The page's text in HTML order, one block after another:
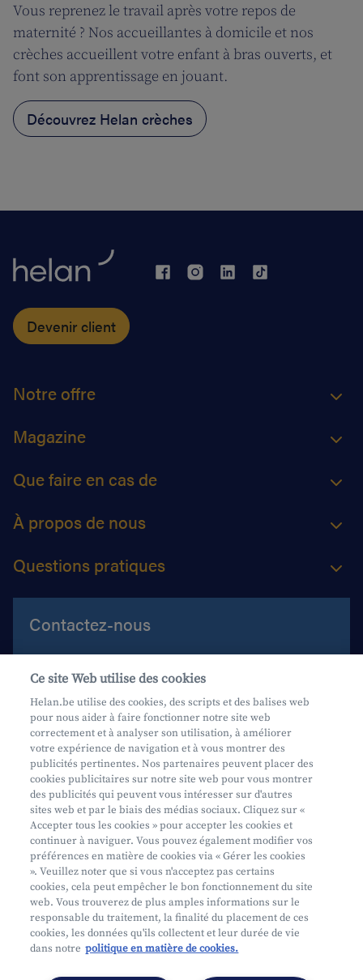
Vous reprenez le travail après votre repos de
maternité ? Nos accueillantes à domicile et nos
crèches accueillent votre enfant à bras ouverts, et
font son apprentissage en jouant.
Découvrez Helan crèches
Devenir client
Notre offre
Magazine
Que faire en cas de
À propos de nous
Questions pratiques
Contactez-nous
Aide et contact
Prenez rendez-vous
Où nous trouver
Phishing
Mifid
Privacy
Info juridique
Soumis au contrôle de l'OCM
Ce site Web utilise des cookies
Helan.be utilise des cookies, des scripts et des balises web
pour nous aider à faire fonctionner notre site web
correctement et à analyser son utilisation, à améliorer
votre expérience de navigation et à vous montrer des
publicités pertinentes. Nos partenaires peuvent placer des
cookies publicitaires sur notre site web pour vous montrer
des publicités qui peuvent vous intéresser sur d'autres
sites web et par le biais des médias sociaux. Cliquez sur «
Accepter tous les cookies » pour accepter les cookies et
continuer à naviguer. Vous pouvez également modifier vos
préférences en matière de cookies via « Gérer les cookies
». Veuillez noter que si vous n'acceptez pas certains
cookies, cela peut empêcher le bon fonctionnement du site
web. Vous trouverez de plus amples informations sur le
responsable du traitement, la finalité du placement de ces
cookies, les données qu'ils collectent et leur durée de vie
dans notre politique en matière de cookies.